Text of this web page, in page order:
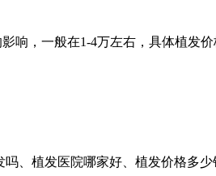
，一般在1-4万左右，具体植发
、植发医院哪家好、植发价格多少